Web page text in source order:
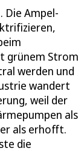
Die Ampel-
grünem Strom
werden und
wandert
weil der
als
als erhofft.
die